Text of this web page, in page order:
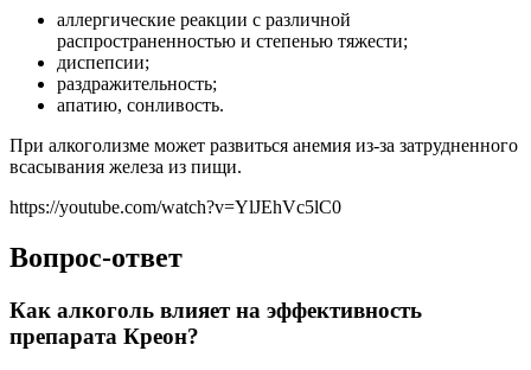
аллергические реакции с различной
распространенностью и степенью тяжести;
диспепсии;
раздражительность;
апатию, сонливость.
При алкоголизме может развиться анемия из-за затрудненного
всасывания железа из пищи.
https://youtube.com/watch?v=YlJEhVc5lC0
Вопрос-ответ
Как алкоголь влияет на эффективность
препарата Креон?